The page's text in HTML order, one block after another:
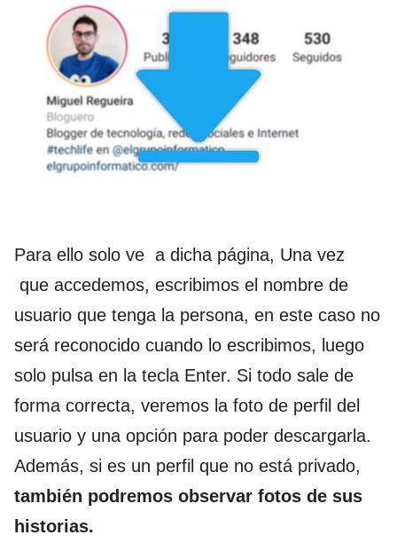
Para ello solo ve a dicha página, Una vez
que accedemos, escribimos el nombre de
usuario que tenga la persona, en este caso no
será reconocido cuando lo escribimos, luego
solo pulsa en la tecla Enter. Si todo sale de
forma correcta, veremos la foto de perfil del
usuario y una opción para poder descargarla.
Además, si es un perfil que no está privado,
también podremos observar fotos de sus
historias.